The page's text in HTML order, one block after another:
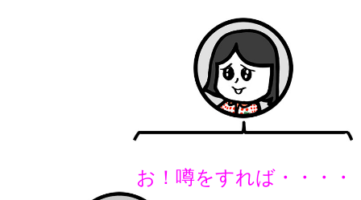
お！噂をすれば・・・・